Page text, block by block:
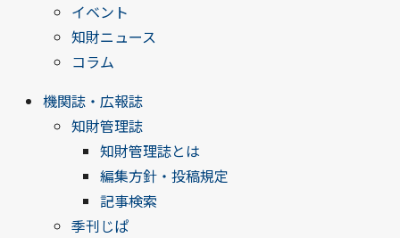
イベント
知財ニュース
コラム
機関誌・広報誌
知財管理誌
知財管理誌とは
編集方針・投稿規定
記事検索
季刊じぱ